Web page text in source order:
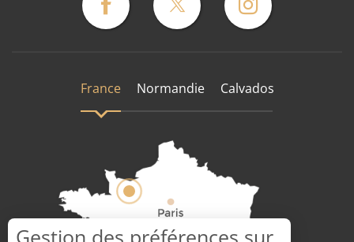
France Normandie Calvados
Gestion des préférences sur